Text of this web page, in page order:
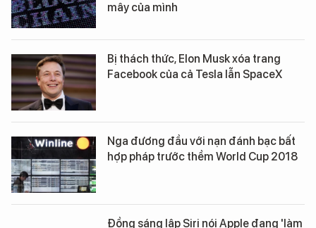
mây của mình
Bị thách thức, Elon Musk xóa trang
Facebook của cả Tesla lẫn SpaceX
Nga đương đầu với nạn đánh bạc bất
hợp pháp trước thềm World Cup 2018
Đồng sáng lập Siri nói Apple đang 'làm